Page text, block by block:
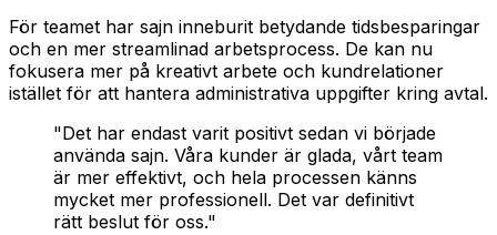
För teamet har sajn inneburit betydande tidsbesparingar
och en mer streamlinad arbetsprocess. De kan nu
fokusera mer på kreativt arbete och kundrelationer
istället för att hantera administrativa uppgifter kring avtal.
"Det har endast varit positivt sedan vi började
använda sajn. Våra kunder är glada, vårt team
är mer effektivt, och hela processen känns
mycket mer professionell. Det var definitivt
rätt beslut för oss."